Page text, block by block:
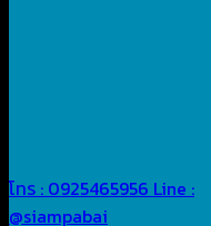
โทร : 0925465956 Line :
@siampabai